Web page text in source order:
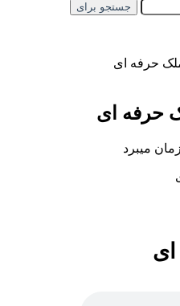
جستجو برای
ملک حرفه ای
حرفه ای